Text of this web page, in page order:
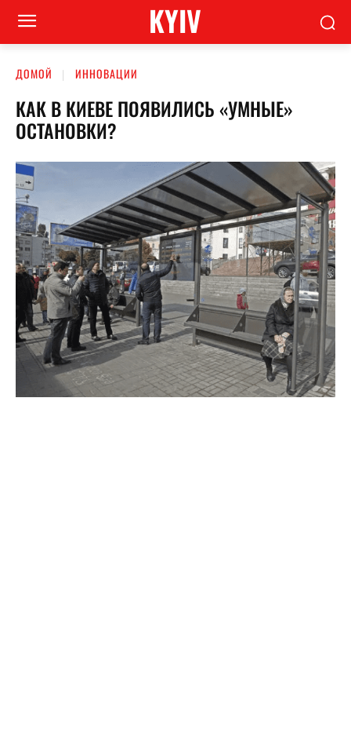
KYIV
ДОМОЙ ИННОВАЦИИ
КАК В КИЕВЕ ПОЯВИЛИСЬ «УМНЫЕ»
ОСТАНОВКИ?